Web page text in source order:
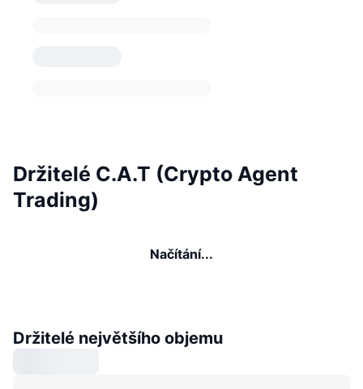
Držitelé C.A.T (Crypto Agent
Trading)
Načítání...
Držitelé největšího objemu